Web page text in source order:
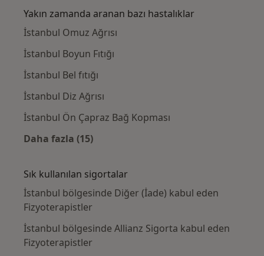
Yakın zamanda aranan bazı hastalıklar
İstanbul Omuz Ağrısı
İstanbul Boyun Fıtığı
İstanbul Bel fıtığı
İstanbul Diz Ağrısı
İstanbul Ön Çapraz Bağ Kopması
Daha fazla (15)
Sık kullanılan sigortalar
İstanbul bölgesinde Diğer (İade) kabul eden
Fizyoterapistler
İstanbul bölgesinde Allianz Sigorta kabul eden
Fizyoterapistler